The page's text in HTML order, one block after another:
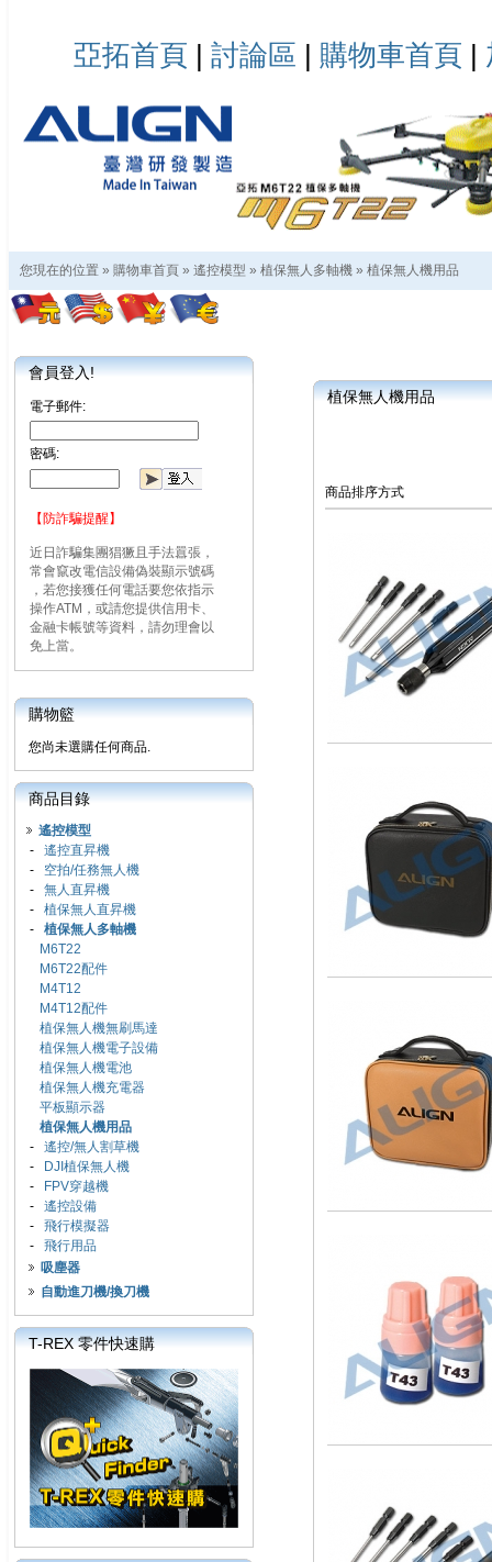
亞拓首頁 | 討論區 | 購物車首頁 |
您現在的位置 » 購物車首頁 » 遙控模型 » 植保無人多軸機 » 植保無人機用品
會員登入!
電子郵件:
密碼:
【防詐騙提醒】
近日詐騙集團猖獗且手法囂張，
常會竄改電信設備偽裝顯示號碼
，若您接獲任何電話要您依指示
操作ATM，或請您提供信用卡、
金融卡帳號等資料，請勿理會以
免上當。
購物籃
您尚未選購任何商品.
商品目錄
遙控模型
- 遙控直昇機
- 空拍/任務無人機
- 無人直昇機
- 植保無人直昇機
- 植保無人多軸機
M6T22
M6T22配件
M4T12
M4T12配件
植保無人機無刷馬達
植保無人機電子設備
植保無人機電池
植保無人機充電器
平板顯示器
植保無人機用品
- 遙控/無人割草機
-
DJI植保無人機
-
FPV穿越機
- 遙控設備
- 飛行模擬器
- 飛行用品
吸塵器
自動進刀機/換刀機
T-REX 零件快速購
植保無人機用品
商品排序方式